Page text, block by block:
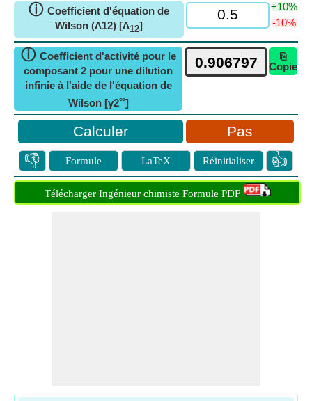
ⓘ Coefficient d'équation de
Wilson (Λ12) [Λ12]
+10%
-10%
ⓘ Coefficient d'activité pour le
composant 2 pour une dilution
infinie à l'aide de l'équation de
Wilson [γ2∞]
⎘
Copie
Pas
👎 Formule LaTeX Réinitialiser 👍
Télécharger Ingénieur chimiste Formule PDF